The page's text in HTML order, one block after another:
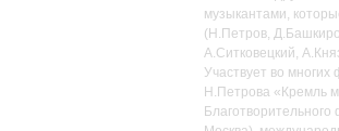
музыкантами,
(Н.Петров,
А.Ситковецкий,
Участвует во
Н.Петрова «Кремль